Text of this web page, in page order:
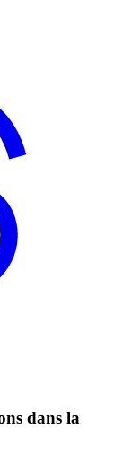
dans la